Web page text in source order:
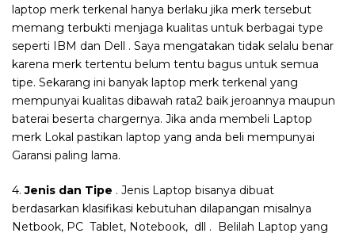
laptop merk terkenal hanya berlaku jika merk tersebut
memang terbukti menjaga kualitas untuk berbagai type
seperti IBM dan Dell . Saya mengatakan tidak selalu benar
karena merk tertentu belum tentu bagus untuk semua
tipe. Sekarang ini banyak laptop merk terkenal yang
mempunyai kualitas dibawah rata2 baik jeroannya maupun
baterai beserta chargernya. Jika anda membeli Laptop
merk Lokal pastikan laptop yang anda beli mempunyai
Garansi paling lama.
4.Jenis dan Tipe . Jenis Laptop bisanya dibuat
berdasarkan klasifikasi kebutuhan dilapangan misalnya
Netbook, PC Tablet, Notebook, dll . Belilah Laptop yang